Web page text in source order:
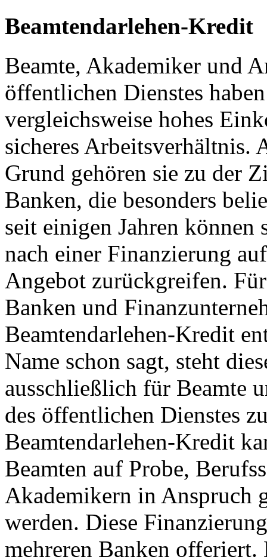
Beamtendarlehen-Kredit
Beamte, Akademiker und
öffentlichen Dienstes
vergleichsweise hohes
sicheres Arbeitsverhältnis.
Grund gehören sie zu der
Banken, die besonders
seit einigen Jahren können
nach einer Finanzierung
Angebot zurückgreifen.
Banken und
Beamtendarlehen-Kredit
Name schon sagt, steht
ausschließlich für Beamte
des öffentlichen Dienstes
Beamtendarlehen-Kredit
Beamten auf Probe,
Akademikern in Anspruch
werden. Diese
mehreren Banken offeriert.